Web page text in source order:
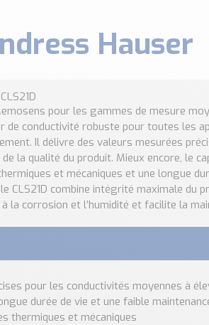
Hauser
pour les gammes de mesure
de conductivité robuste pour toutes les
Il délivre des valeurs mesurées
la qualité du produit. Mieux encore, le
et mécaniques et une longue
CLS21D combine intégrité maximale du
la corrosion et l’humidité et facilite la
pour les conductivités moyennes à
durée de vie et une faible
thermiques et mécaniques